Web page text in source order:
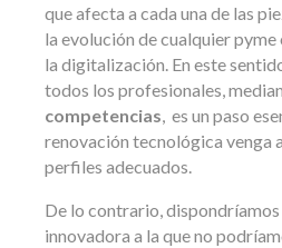
que afecta a cada una de las
la evolución de cualquier pyme
la digitalización. En este
todos los profesionales,
competencias, es un paso
renovación tecnológica venga
perfiles adecuados.
De lo contrario,
innovadora a la que no